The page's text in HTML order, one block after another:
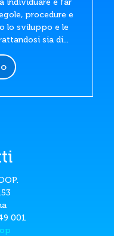
individuare e far
procedure e
lo sviluppo e le
sia di...
001